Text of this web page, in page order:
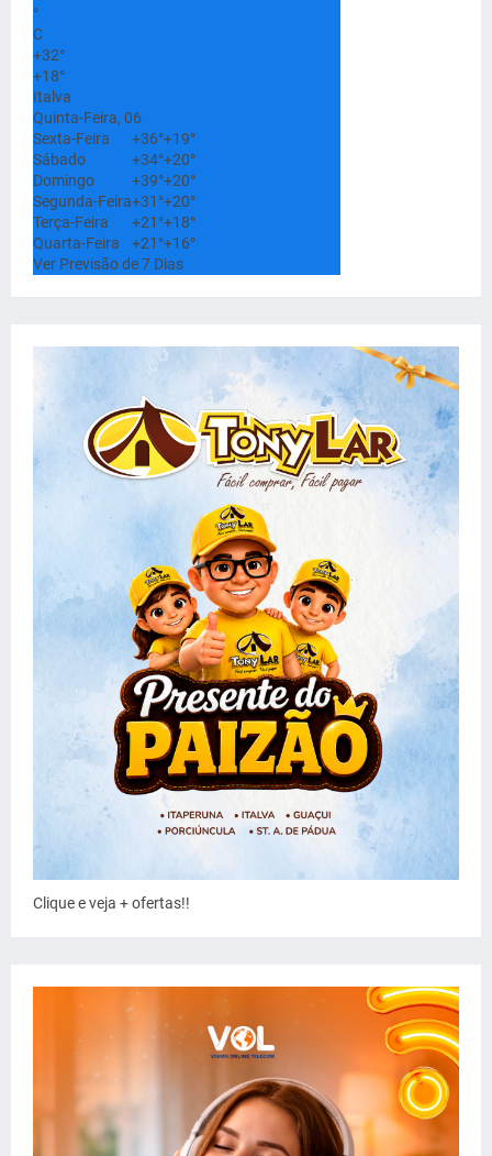
°
C
+32°
+18°
Italva
Quinta-Feira, 06
Sexta-Feira
+36°+19°
Sábado
+34°+20°
Domingo
+39°+20°
Segunda-Feira+31°+20°
Terça-Feira
+21°+18°
Quarta-Feira
+21°+16°
Ver Previsão de 7 Dias
Clique e veja + ofertas!!